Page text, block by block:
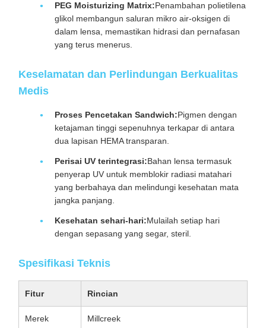
PEG Moisturizing Matrix:Penambahan polietilena
glikol membangun saluran mikro air-oksigen di
dalam lensa, memastikan hidrasi dan pernafasan
yang terus menerus.
Keselamatan dan Perlindungan Berkualitas
Medis
Proses Pencetakan Sandwich:Pigmen dengan
ketajaman tinggi sepenuhnya terkapar di antara
dua lapisan HEMA transparan.
Perisai UV terintegrasi:Bahan lensa termasuk
penyerap UV untuk memblokir radiasi matahari
yang berbahaya dan melindungi kesehatan mata
jangka panjang.
Kesehatan sehari-hari:Mulailah setiap hari
dengan sepasang yang segar, steril.
Spesifikasi Teknis
Fitur Rincian
Merek Millcreek